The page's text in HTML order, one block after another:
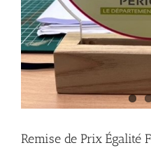
Remise de Prix Égalité